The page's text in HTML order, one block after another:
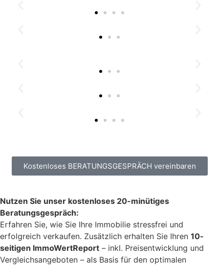
Kostenloses BERATUNGSGESPRÄCH vereinbaren
Nutzen Sie unser kostenloses 20-minütiges
Beratungsgespräch:
Erfahren Sie, wie Sie Ihre Immobilie stressfrei und
erfolgreich verkaufen. Zusätzlich erhalten Sie Ihren 10-
seitigen ImmoWertReport – inkl. Preisentwicklung und
Vergleichsangeboten – als Basis für den optimalen